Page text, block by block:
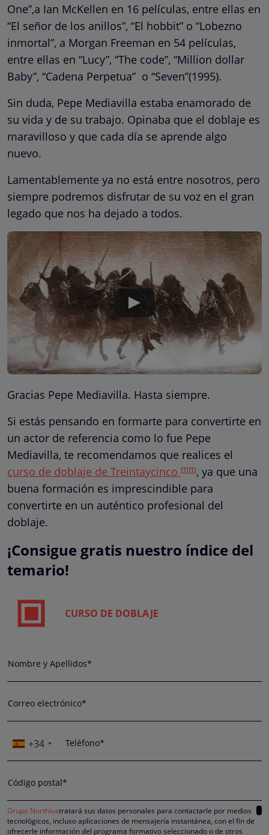
One”,a Ian McKellen en 16 películas, entre ellas en
“El señor de los anillos”, “El hobbit” o “Lobezno
inmortal”, a Morgan Freeman en 54 películas,
entre ellas en “Lucy”, “The code”, “Million dollar
Baby”, “Cadena Perpetua” o “Seven”(1995).
Sin duda, Pepe Mediavilla estaba enamorado de
su vida y de su trabajo. Opinaba que el doblaje es
maravilloso y que cada día se aprende algo
nuevo.
Lamentablemente ya no está entre nosotros, pero
siempre podremos disfrutar de su voz en el gran
legado que nos ha dejado a todos.
Gracias Pepe Mediavilla. Hasta siempre.
Si estás pensando en formarte para convertirte en
un actor de referencia como lo fue Pepe
Mediavilla, te recomendamos que realices el
curso de doblaje de Treintaycinco mm, ya que una
buena formación es imprescindible para
convertirte en un auténtico profesional del
doblaje.
¡Consigue gratis nuestro índice del
temario!
CURSO DE DOBLAJE
Nombre y Apellidos*
Correo electrónico*
+34 Teléfono*
Código postal*
Grupo Northiustratará sus datos personales para contactarle por medios
tecnológicos, incluso aplicaciones de mensajería instantánea, con el fin de
ofrecerle información del programa formativo seleccionado o de otros